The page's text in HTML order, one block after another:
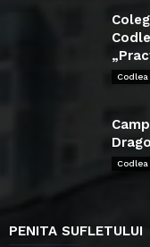
Codlea
Codlea
PENITA SUFLETULUI